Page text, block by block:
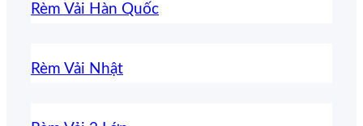
Rèm Vải Hàn Quốc
Rèm Vải Nhật